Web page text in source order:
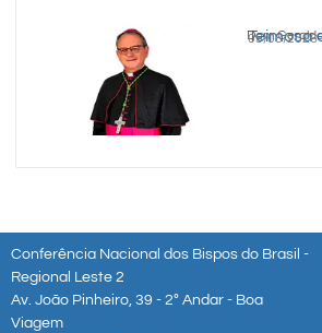
Teimosa
Dom
05/08/2026
Conferência Nacional dos Bispos do Brasil -
Regional Leste 2
Av. João Pinheiro, 39 - 2º Andar - Boa
Viagem